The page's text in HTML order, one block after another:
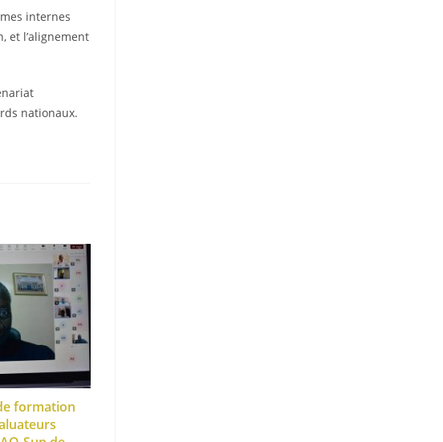
internes
et l’alignement
nationaux.
formation